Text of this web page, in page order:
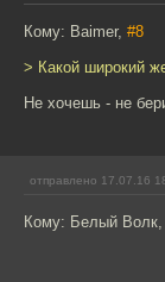
Кому: Baimer, #8
> Какой широкий
Не хочешь - не
отправлено 17.07.16
Кому: Белый Волк,